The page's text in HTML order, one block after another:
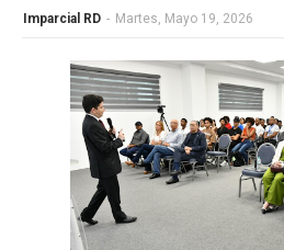
Imparcial RD - Martes, Mayo 19, 2026